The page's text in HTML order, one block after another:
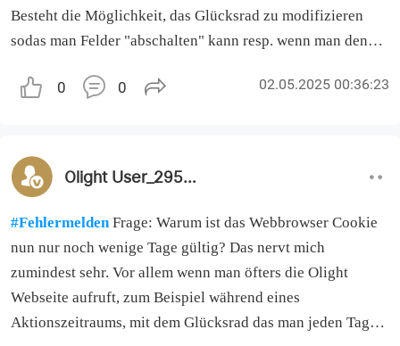
Besteht die Möglichkeit, das Glücksrad zu modifizieren
sodas man Felder "abschalten" kann resp. wenn man den
"offeriert" den Gutschein zu nehmen oder bsp. x OCoins?
0 0 02.05.2025 00:36:23
Olight User_295682
#FehlermeldenFrage: Warum ist das Webbrowser Cookie
nun nur noch wenige Tage gültig? Das nervt mich
zumindest sehr. Vor allem wenn man öfters die Olight
Webseite aufruft, zum Beispiel während eines
Aktionszeitraums, mit dem Glücksrad das man jeden Tag